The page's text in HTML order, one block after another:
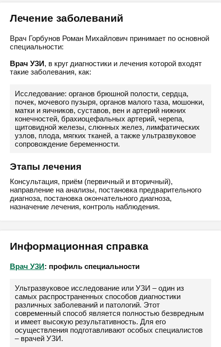
Лечение заболеваний
Врач Горбунов Роман Михайлович принимает по основной
специальности:
Врач УЗИ, в круг диагностики и лечения которой входят
такие заболевания, как:
Исследование: органов брюшной полости, сердца,
почек, мочевого пузыря, органов малого таза, мошонки,
матки и яичников, суставов, вен и артерий нижних
конечностей, брахиоцефальных артерий, черепа,
щитовидной железы, слюнных желез, лимфатических
узлов, плода, мягких тканей, а также ультразвуковое
сопровождение беременности.
Этапы лечения
Консультация, приём (первичный и вторичный),
направление на анализы, постановка предварительного
диагноза, постановка окончательного диагноза,
назначение лечения, контроль наблюдения.
Информационная справка
Врач УЗИ: профиль специальности
Ультразвуковое исследование или УЗИ – один из
самых распространенных способов диагностики
различных заболеваний и патологий. Этот
современный способ является полностью безвредным
и имеет высокую результативность. Для его
осуществления подготавливают особых специалистов
– врачей УЗИ.